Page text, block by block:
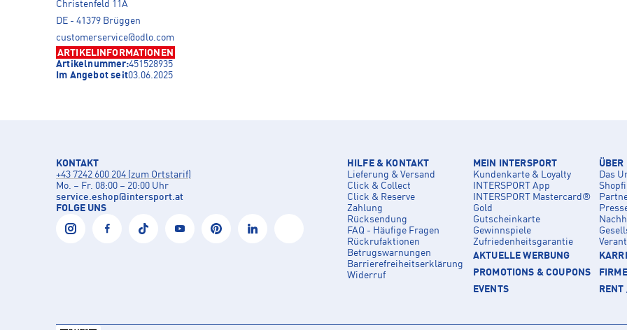
Christenfeld 11A
DE - 41379 Brüggen
customerservice@odlo.com
ARTIKELINFORMATIONEN
Artikelnummer:451528935
Im Angebot seit03.06.2025
KONTAKT
+43 7242 600 204 (zum Ortstarif)
Mo. – Fr. 08:00 – 20:00 Uhr
service.eshop@intersport.at
FOLGE UNS
HILFE & KONTAKT
Lieferung & Versand
Click & Collect
Click & Reserve
Zahlung
Rücksendung
FAQ - Häufige Fragen
Rückrufaktionen
Betrugswarnungen
Barrierefreiheitserklärung
Widerruf
MEIN INTERSPORT
Kundenkarte & Loyalty
INTERSPORT App
INTERSPORT Mastercard®
Gold
Gutscheinkarte
Gewinnspiele
Zufriedenheitsgarantie
AKTUELLE WERBUNG
PROMOTIONS & COUPONS
EVENTS
ÜBER
Das